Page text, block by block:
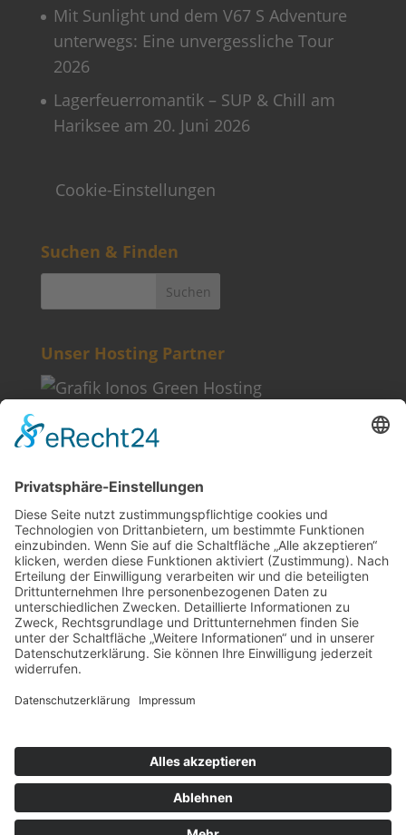
Mit Sunlight und dem V67 S Adventure
unterwegs: Eine unvergessliche Tour
2026
Lagerfeuerromantik – SUP & Chill am
Hariksee am 20. Juni 2026
Cookie-Einstellungen
Suchen & Finden
Unser Hosting Partner
Weitere Informationen
Kontakt
Newsletter
FAQ
Schlagworte
Datenschutz
Impressum
Copyright © 2022–2026 Paddeln macht